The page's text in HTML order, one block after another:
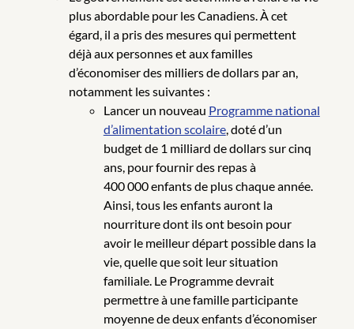
plus abordable pour les Canadiens. À cet
égard, il a pris des mesures qui permettent
déjà aux personnes et aux familles
d’économiser des milliers de dollars par an,
notamment les suivantes :
Lancer un nouveau Programme national
d’alimentation scolaire, doté d’un
budget de 1 milliard de dollars sur cinq
ans, pour fournir des repas à
400 000 enfants de plus chaque année.
Ainsi, tous les enfants auront la
nourriture dont ils ont besoin pour
avoir le meilleur départ possible dans la
vie, quelle que soit leur situation
familiale. Le Programme devrait
permettre à une famille participante
moyenne de deux enfants d’économiser